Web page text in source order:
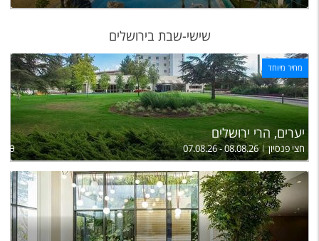
שישי-שבת בירושלים
מחיר מיוחד
יערים, הרי ירושלים
חצי פנסיון 07.08.26 - 08.08.26